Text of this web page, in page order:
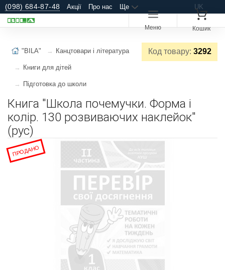
(098) 684-87-48 Акції Про нас Ще UK
Меню Кошик
Код товару: 3292
"BILA" Канцтовари і література
Книги для дітей
Підготовка до школи
Книга "Школа почемучки. Форма і
колір. 130 розвиваючих наклейок"
(рус)
ПРОДАНО